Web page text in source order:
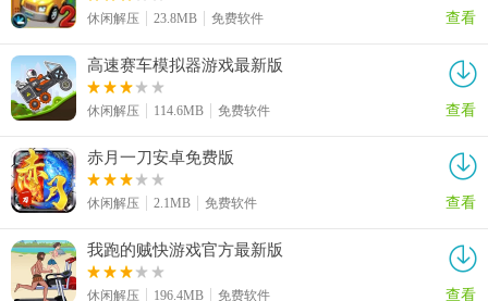
休闲解压 23.8MB 免费软件 查看
高速赛车模拟器游戏最新版
休闲解压 114.6MB 免费软件 查看
赤月一刀安卓免费版
休闲解压 2.1MB 免费软件 查看
我跑的贼快游戏官方最新版
休闲解压 196.4MB 免费软件 查看